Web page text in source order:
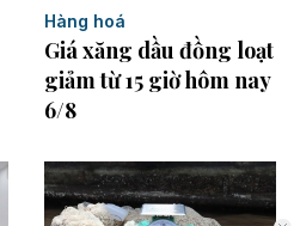
Hàng hoá
Giá xăng dầu đồng loạt
giảm từ 15 giờ hôm nay
6/8